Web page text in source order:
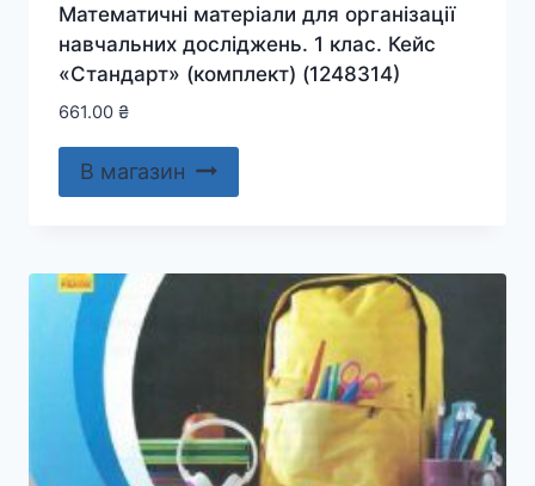
Математичні матеріали для організації
навчальних досліджень. 1 клас. Кейс
«Стандарт» (комплект) (1248314)
661.00 ₴
В магазин